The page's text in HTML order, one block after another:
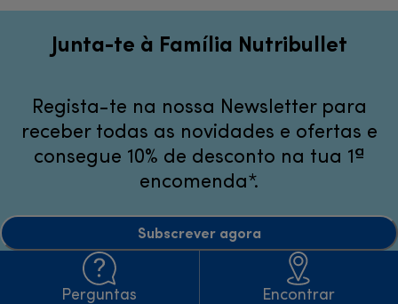
Junta-te à Família Nutribullet
Regista-te na nossa Newsletter para
receber todas as novidades e ofertas e
consegue 10% de desconto na tua 1ª
encomenda*.
Subscrever agora
Perguntas
Encontrar